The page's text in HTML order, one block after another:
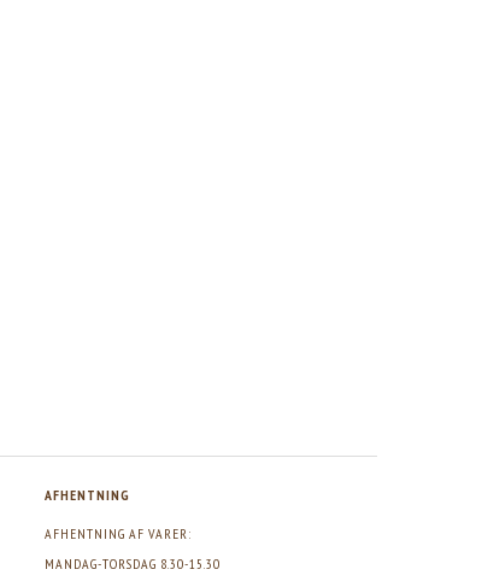
AFHENTNING
AFHENTNING AF VARER:
MANDAG-TORSDAG 8.30-15.30